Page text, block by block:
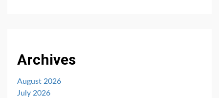
Archives
August 2026
July 2026